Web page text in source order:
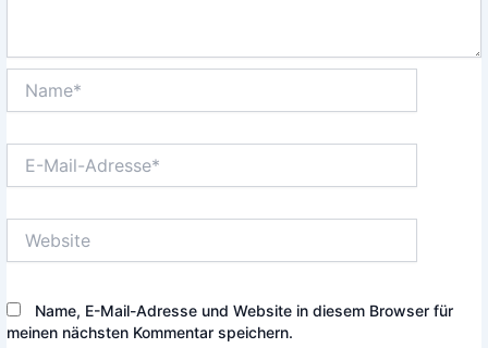
Mail-
Name, E-Mail-Adresse und Website in diesem Browser für
meinen nächsten Kommentar speichern.